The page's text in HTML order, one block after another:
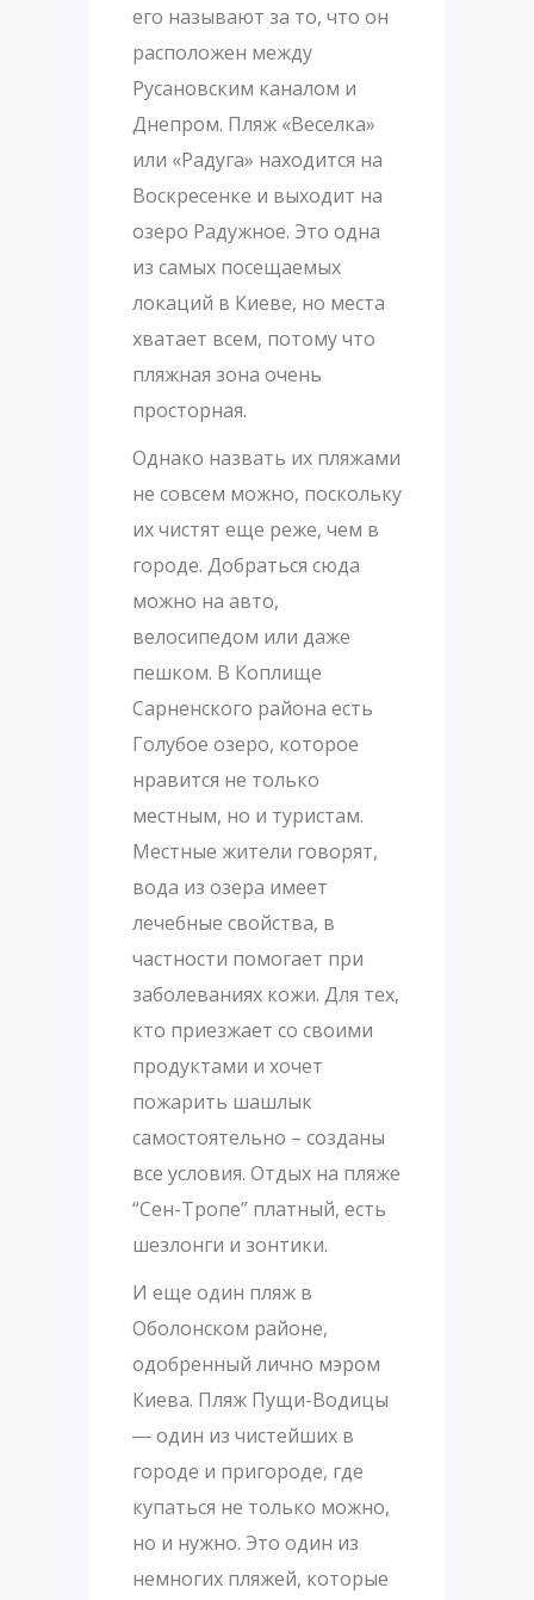
его называют за то, что он
расположен между
Русановским каналом и
Днепром. Пляж «Веселка»
или «Радуга» находится на
Воскресенке и выходит на
озеро Радужное. Это одна
из самых посещаемых
локаций в Киеве, но места
хватает всем, потому что
пляжная зона очень
просторная.
Однако назвать их пляжами
не совсем можно, поскольку
их чистят еще реже, чем в
городе. Добраться сюда
можно на авто,
велосипедом или даже
пешком. В Коплище
Сарненского района есть
Голубое озеро, которое
нравится не только
местным, но и туристам.
Местные жители говорят,
вода из озера имеет
лечебные свойства, в
частности помогает при
заболеваниях кожи. Для тех,
кто приезжает со своими
продуктами и хочет
пожарить шашлык
самостоятельно – созданы
все условия. Отдых на пляже
“Сен-Тропе” платный, есть
шезлонги и зонтики.
И еще один пляж в
Оболонском районе,
одобренный лично мэром
Киева. Пляж Пущи-Водицы
― один из чистейших в
городе и пригороде, где
купаться не только можно,
но и нужно. Это один из
немногих пляжей, которые